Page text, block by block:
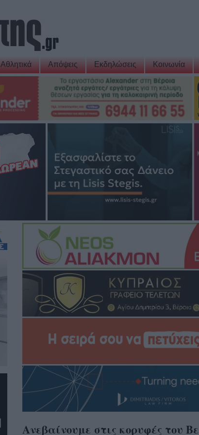
Αθλητικά Απόψεις Εκδηλώσεις Κοινωνία
Ανεβαίνουμε στις κορυφές του